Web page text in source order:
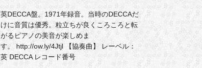
英DECCA盤。1971年録音。当時のDECCAだ
けに音質は優秀。粒立ちが良くころころと転
がるピアノの美音が楽しめま
す。 http://ow.ly/4Jtjl 【協奏曲】 レーベル：
英 DECCA レコード番号